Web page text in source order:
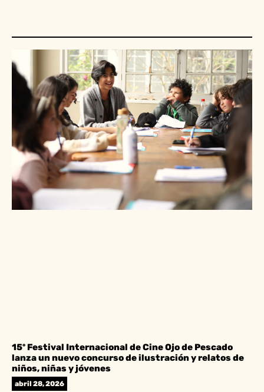
15º Festival Internacional de Cine Ojo de Pescado
lanza un nuevo concurso de ilustración y relatos de
niños, niñas y jóvenes
abril 28, 2026